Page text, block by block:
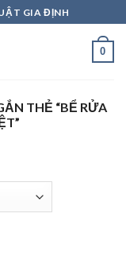
GIA ĐỊNH
0
THẺ “BỂ RỬA